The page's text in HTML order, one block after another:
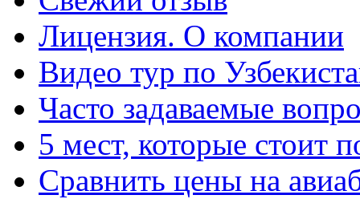
Лицензия. О компании
Видео тур по
Часто задаваемые
5 мест, которые стоит
Сравнить цены на